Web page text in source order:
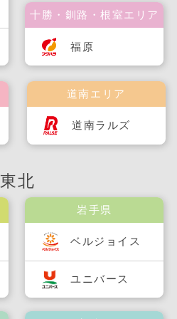
道南エリア
道南ラルズ
十勝・釧路・根室エリア
福原
東北
岩手県
ベルジョイス
ユニバース